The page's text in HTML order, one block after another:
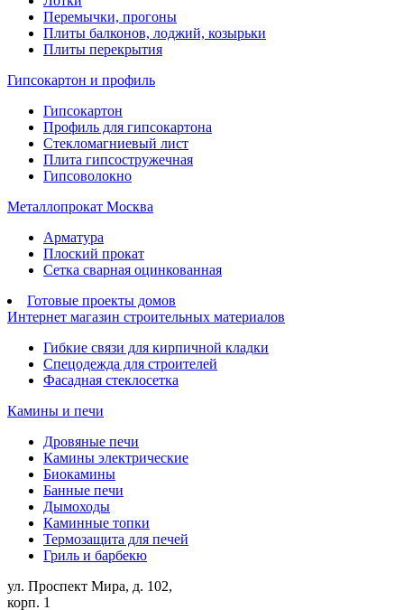
Перемычки, прогоны
Плиты балконов, лоджий, козырьки
Плиты перекрытия
Гипсокартон и профиль
Гипсокартон
Профиль для гипсокартона
Стекломагниевый лист
Плита гипсостружечная
Гипсоволокно
Металлопрокат Москва
Арматура
Плоский прокат
Сетка сварная оцинкованная
Готовые проекты домов
Интернет магазин строительных материалов
Гибкие связи для кирпичной кладки
Спецодежда для строителей
Фасадная стеклосетка
Камины и печи
Дровяные печи
Камины электрические
Биокамины
Банные печи
Дымоходы
Каминные топки
Термозащита для печей
Гриль и барбекю
ул. Проспект Мира, д. 102,
корп. 1